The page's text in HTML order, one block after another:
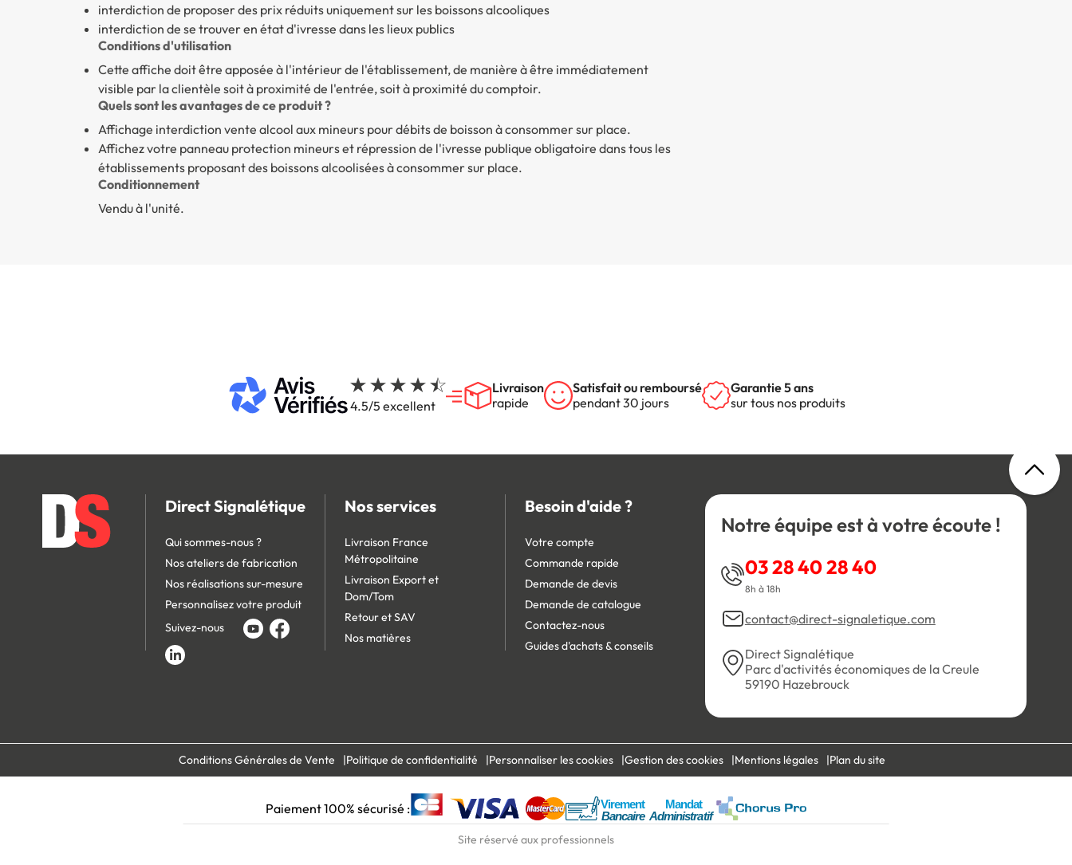
interdiction de proposer des prix réduits uniquement sur les boissons alcooliques
interdiction de se trouver en état d'ivresse dans les lieux publics
Conditions d'utilisation
Cette affiche doit être apposée à l'intérieur de l'établissement, de manière à être immédiatement
visible par la clientèle soit à proximité de l'entrée, soit à proximité du comptoir.
Quels sont les avantages de ce produit ?
Affichage interdiction vente alcool aux mineurspour débits de boisson à consommer sur place.
Affichez votre panneau protection mineurs et répression de l'ivresse publique obligatoire dans tous les
établissements proposant des boissons alcoolisées à consommer sur place.
Conditionnement
Vendu à l'unité.
4.5/5 excellent
Livraison
rapide
Satisfait ou remboursé
pendant 30 jours
Garantie 5 ans
sur tous nos produits
Direct Signalétique
Qui sommes-nous ?
Nos ateliers de fabrication
Nos réalisations sur-mesure
Personnalisez votre produit
Suivez-nous
Nos services
Livraison France
Métropolitaine
Livraison Export et
Dom/Tom
Retour et SAV
Nos matières
Besoin d'aide ?
Votre compte
Commande rapide
Demande de devis
Demande de catalogue
Contactez-nous
Guides d'achats & conseils
Notre équipe est à votre écoute !
03 28 40 28 40
8h à 18h
contact@direct-signaletique.com
Direct Signalétique
Parc d'activités économiques de la Creule
59190 Hazebrouck
Conditions Générales de Vente Politique de confidentialité Personnaliser les cookies Gestion des cookies Mentions légales Plan du site
Paiement 100% sécurisé :
Site réservé aux professionnels